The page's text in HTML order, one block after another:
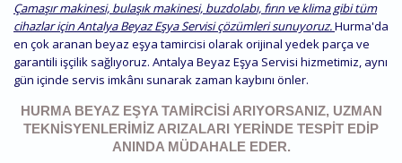
Çamaşır makinesi, bulaşık makinesi, buzdolabı, fırın ve klima gibi tüm
cihazlar için Antalya Beyaz Eşya Servisi çözümleri sunuyoruz.Hurma'da
en çok aranan beyaz eşya tamircisi olarak orijinal yedek parça ve
garantili işçilik sağlıyoruz. Antalya Beyaz Eşya Servisi hizmetimiz, aynı
gün içinde servis imkânı sunarak zaman kaybını önler.
HURMA BEYAZ EŞYA TAMIRCISI ARIYORSANIZ, UZMAN
TEKNISYENLERIMIZ ARIZALARI YERINDE TESPIT EDIP
ANINDA MÜDAHALE EDER.